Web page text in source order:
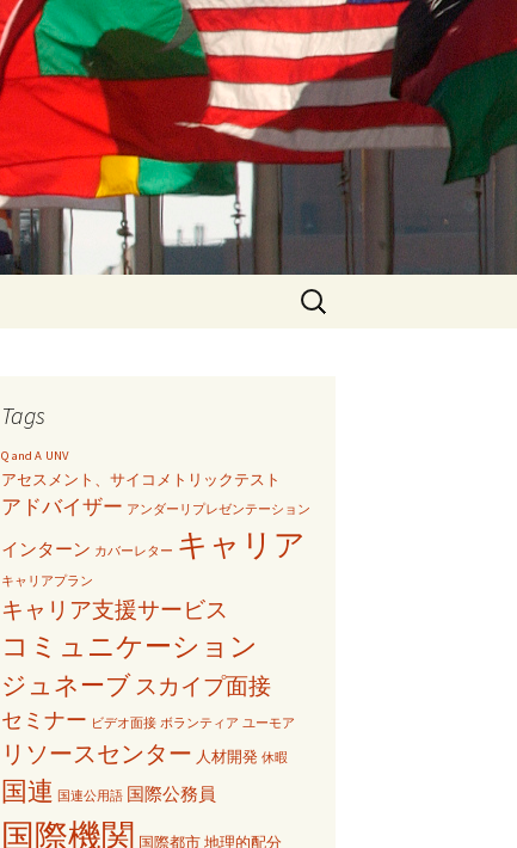
Search
for:
Tags
Q and A UNV
アセスメント、サイコメトリックテスト
アドバイザー アンダーリプレゼンテーション
インターン カバーレター キャリア
キャリアプラン
キャリア支援サービス
コミュニケーション
ジュネーブスカイプ面接
セミナー ビデオ面接 ボランティア ユーモア
リソースセンター 人材開発 休暇
国連 国連公用語 国際公務員
国際機関 国際都市地理的配分